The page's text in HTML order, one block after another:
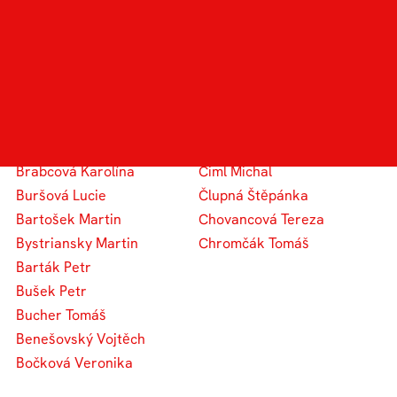
Brabcová Karolína
Buršová Lucie
Bartošek Martin
Bystriansky Martin
Barták Petr
Bušek Petr
Bucher Tomáš
Benešovský Vojtěch
Bočková Veronika
Ciml Michal
Člupná Štěpánka
Chovancová Tereza
Chromčák Tomáš